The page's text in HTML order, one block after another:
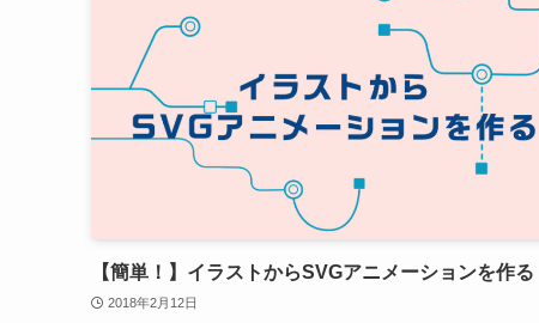
【簡単！】イラストからSVGアニメーションを作る
2018年2月12日